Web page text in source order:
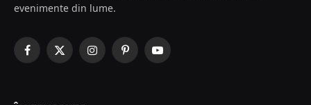
evenimente din lume.
Facebook
X
InstagramPinterestYouTube